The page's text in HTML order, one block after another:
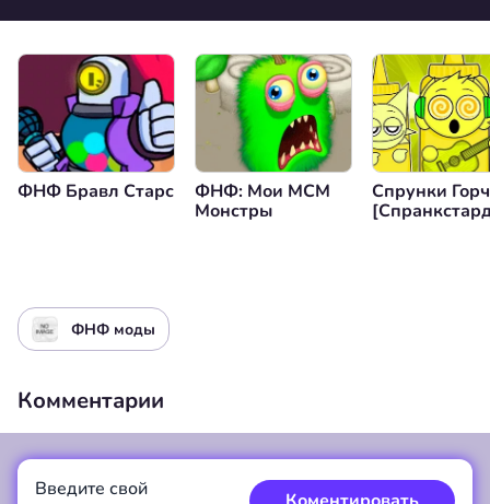
ФНФ Бравл Старс
ФНФ: Мои МСМ
Монстры
Спрунки
ФНФ моды
Комментарии
Введите свой